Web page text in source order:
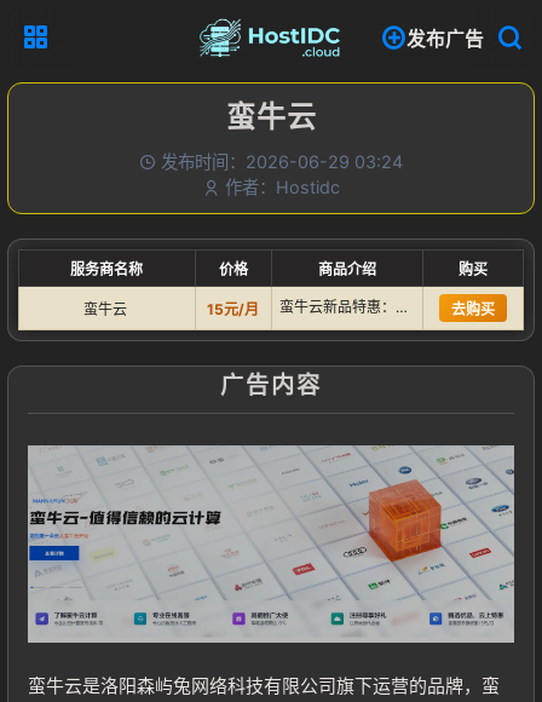
发布广告
蛮牛云
发布时间：2026-06-29 03:24
作者：Hostidc
服务商名称 价格 商品介绍 购买
蛮牛云 15元/月 蛮牛云新品特惠：香港线路：CN2+CUVIP+CMI，10M… 去购买
广告内容
蛮牛云是洛阳森屿兔网络科技有限公司旗下运营的品牌，蛮